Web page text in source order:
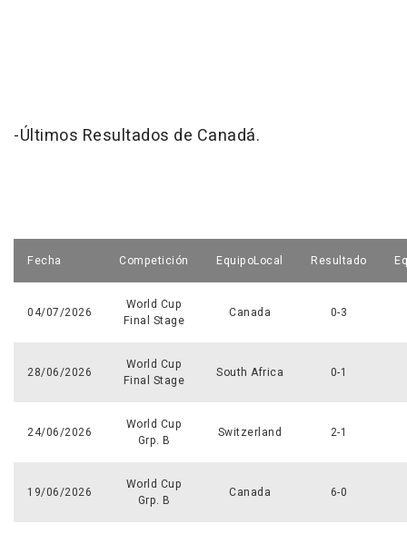
-Últimos Resultados de Canadá.
Fecha Competición EquipoLocal Resultado
04/07/2026
World Cup
Final Stage
Canada 0-3
28/06/2026
World Cup
Final Stage
South Africa 0-1
24/06/2026
World Cup
Grp. B
Switzerland 2-1
19/06/2026
World Cup
Grp. B
Canada 6-0